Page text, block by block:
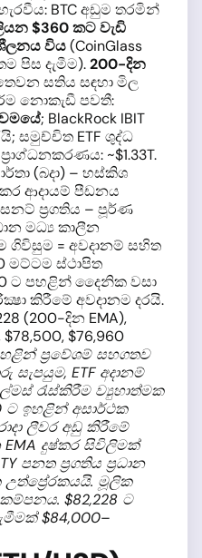
BTC අඩුම තරමින්
$360 කට වැඩි
විය(CoinGlass
පිස ​​දැමීම).200-දින
සතිය සඳහා මිල
නොකැඩී පවතී:
; BlackRock IBIT
සමුච්චිත ETF ශුද්ධ
~$1.33T.
(බදා) – හස්කිශ
ආදායම් පීඩනය
ප්‍රගතිය – පූර්ණ
මධ්‍ය කාලීන
ගිවිසුම = අවදානම් සහිත
මට්ටම ස්ථාපිත
ට පහළින් දෛනික වසා
කිරීමේ අවදානම දරයි.
(200-දින EMA),
$76,960
ප්‍රවේශම් සහගතව
සැපයුම, ETF අදානම්
රැස්කිරීම ව්‍යුහාත්මක
ට ඉහළින් අසාර්ථක
ලීවර අඩු කිරීමේ
EMA දුෂ්කර සිවිලිමක්
පනත ප්‍රගතිය ප්‍රධාන
උත්ප්‍රේරකයයි. මූලික
$82,228 ට
$84,000–